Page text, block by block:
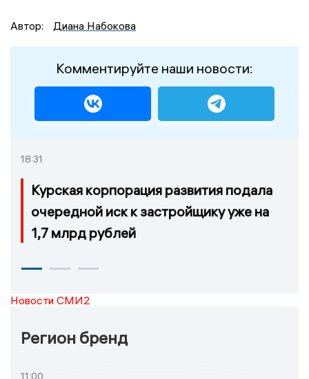
Автор: Диана Набокова
Комментируйте наши новости:
18:31
Курская корпорация развития подала
очередной иск к застройщику уже на
1,7 млрд рублей
Новости СМИ2
Регион бренд
11:00